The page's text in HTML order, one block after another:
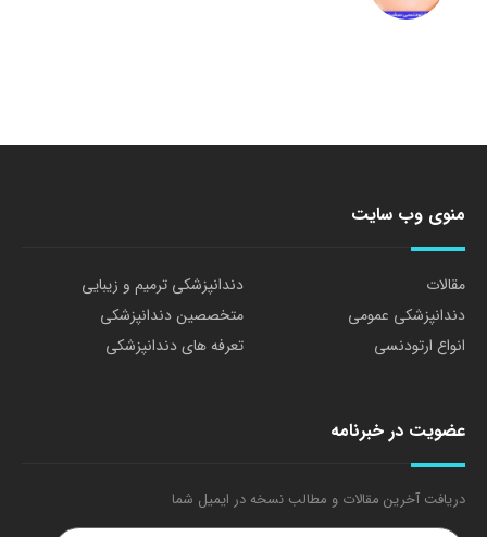
منوی وب سایت
مقالات
دندانپزشکی ترمیم و زیبایی
دندانپزشکی عمومی
متخصصین دندانپزشکی
انواع ارتودنسی
تعرفه های دندانپزشکی
عضویت در خبرنامه
دریافت آخرین مقالات و مطالب نسخه در ایمیل شما